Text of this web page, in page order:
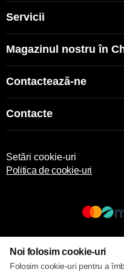
Servicii
Magazinul nostru în
Contactează-ne
Contacte
Setări cookie-uri
Politica de cookie-uri
Noi folosim cookie-uri
Folosim cookie-uri pentru a